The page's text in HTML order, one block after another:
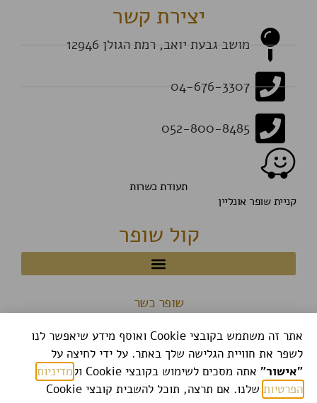
יצירת קשר
מושב גבעת יואב, רמת הגולן 12946
04-676-3307
052-800-8485
תעודת כשרות
קניית שופר אונליין
קול שופר
שופר כשר
אתר זה משתמש בקובצי Cookie ואוסף מידע שיאפשר לנו
לשפר את חוויית הגלישה שלך באתר. על ידי לחיצה על
"אישור" אתה מסכים לשימוש בקובצי Cookie ול
מדיניות
הפרטיות
שלנו. אם תרצה, תוכל להשבית קובצי Cookie